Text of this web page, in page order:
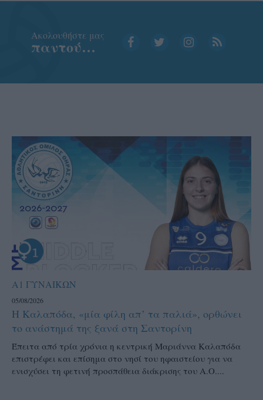
Aκολουθήστε μας
παντού…
Α1 ΓΥΝΑΙΚΩΝ
05/08/2026
Η Καλαπόδα, «μία φίλη απ’ τα παλιά», ορθώνει
το ανάστημά της ξανά στη Σαντορίνη
Έπειτα από τρία χρόνια η κεντρική Μαριάννα Καλαπόδα
επιστρέφει και επίσημα στο νησί του ηφαιστείου για να
ενισχύσει τη φετινή προσπάθεια διάκρισης του Α.Ο....